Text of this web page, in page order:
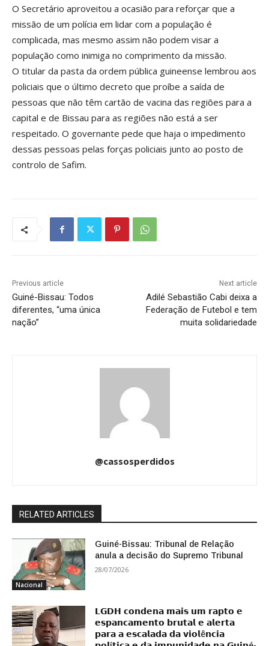
O Secretário aproveitou a ocasião para reforçar que a
missão de um polícia em lidar com a população é
complicada, mas mesmo assim não podem visar a
população como inimiga no comprimento da missão.
O titular da pasta da ordem pública guineense lembrou aos
policiais que o último decreto que proíbe a saída de
pessoas que não têm cartão de vacina das regiões para a
capital e de Bissau para as regiões não está a ser
respeitado. O governante pede que haja o impedimento
dessas pessoas pelas forças policiais junto ao posto de
controlo de Safim.
Previous article
Guiné-Bissau: Todos
diferentes, “uma única
nação”
Next article
Adilé Sebastião Cabi deixa a
Federação de Futebol e tem
muita solidariedade
@cassosperdidos
RELATED ARTICLES
Nacional
Guiné-Bissau: Tribunal de Relação
anula a decisão do Supremo Tribunal
28/07/2026
𝗟𝗚𝗗𝗛 𝗰𝗼𝗻𝗱𝗲𝗻𝗮 𝗺𝗮𝗶𝘀 𝘂𝗺 𝗿𝗮𝗽𝘁𝗼 𝗲
𝗲𝘀𝗽𝗮𝗻𝗰𝗮𝗺𝗲𝗻𝘁𝗼 𝗯𝗿𝘂𝘁𝗮𝗹 𝗲 𝗮𝗹𝗲𝗿𝘁𝗮
𝗽𝗮𝗿𝗮 𝗮 𝗲𝘀𝗰𝗮𝗹𝗮𝗱𝗮 𝗱𝗮 𝘃𝗶𝗼𝗹ê𝗻𝗰𝗶𝗮